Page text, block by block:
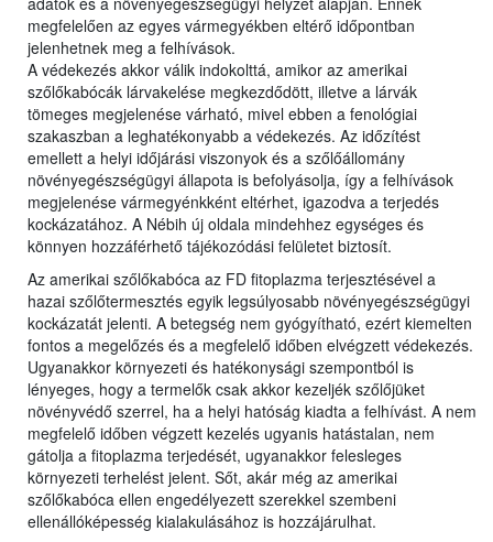
megfelelően az egyes vármegyékben eltérő időpontban
jelenhetnek meg a felhívások.
A védekezés akkor válik indokolttá, amikor az amerikai
szőlőkabócák lárvakelése megkezdődött, illetve a lárvák
tömeges megjelenése várható, mivel ebben a fenológiai
szakaszban a leghatékonyabb a védekezés. Az időzítést
emellett a helyi időjárási viszonyok és a szőlőállomány
növényegészségügyi állapota is befolyásolja, így a felhívások
megjelenése vármegyénkként eltérhet, igazodva a terjedés
kockázatához. A Nébih új oldala mindehhez egységes és
könnyen hozzáférhető tájékozódási felületet biztosít.
Az amerikai szőlőkabóca az FD fitoplazma terjesztésével a
hazai szőlőtermesztés egyik legsúlyosabb növényegészségügyi
kockázatát jelenti. A betegség nem gyógyítható, ezért kiemelten
fontos a megelőzés és a megfelelő időben elvégzett védekezés.
Ugyanakkor környezeti és hatékonysági szempontból is
lényeges, hogy a termelők csak akkor kezeljék szőlőjüket
növényvédő szerrel, ha a helyi hatóság kiadta a felhívást. A nem
megfelelő időben végzett kezelés ugyanis hatástalan, nem
gátolja a fitoplazma terjedését, ugyanakkor felesleges
környezeti terhelést jelent. Sőt, akár még az amerikai
szőlőkabóca ellen engedélyezett szerekkel szembeni
ellenállóképesség kialakulásához is hozzájárulhat.